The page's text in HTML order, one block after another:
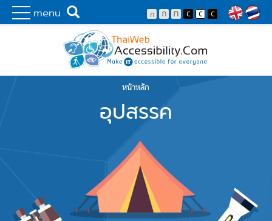
menu
Skip to main content
พัฒนาเว็บไซต์ที่ทุกคนเข้าถึงได้ที่แรก
Search
หน้าหลัก
อุปสรรค